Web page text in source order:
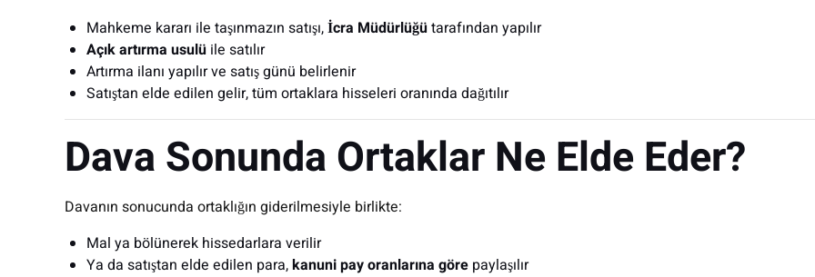
Mahkeme kararı ile taşınmazın satışı,İcra Müdürlüğütarafından yapılır
Açık artırma usulü ile satılır
Artırma ilanı yapılır ve satış günü belirlenir
Satıştan elde edilen gelir, tüm ortaklara hisseleri oranında dağıtılır
Dava Sonunda Ortaklar Ne Elde Eder?
Davanın sonucunda ortaklığın giderilmesiyle birlikte:
Mal ya bölünerek hissedarlara verilir
Ya da satıştan elde edilen para,kanuni pay oranlarına göre paylaşılır